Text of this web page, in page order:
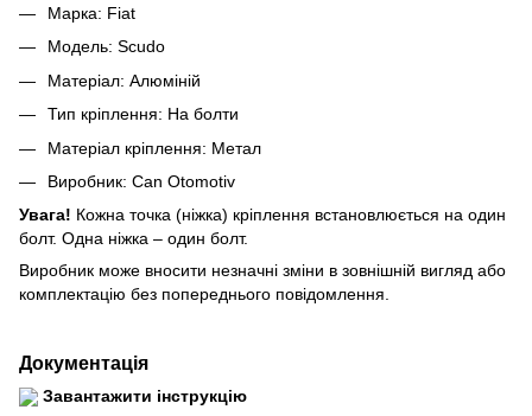
Марка: Fiat
Модель: Scudo
Матеріал: Алюміній
Тип кріплення: На болти
Матеріал кріплення: Метал
Виробник: Can Otomotiv
Увага! Кожна точка (ніжка) кріплення встановлюється на один
болт. Одна ніжка – один болт.
Виробник може вносити незначні зміни в зовнішній вигляд або
комплектацію без попереднього повідомлення.
Документація
Завантажити інструкцію